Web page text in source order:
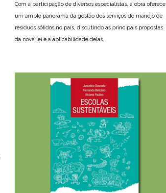
Com a participação de diversos especialistas, a obra oferece
um amplo panorama da gestão dos serviços de manejo de
resíduos sólidos no país, discutindo as principais propostas
da nova lei e a aplicabilidade delas.